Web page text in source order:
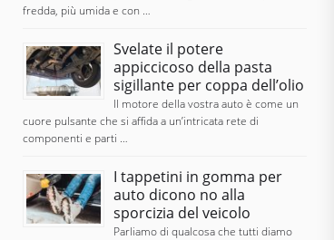
fredda, più umida e con …
Svelate il potere
appiccicoso della pasta
sigillante per coppa dell’olio
Il motore della vostra auto è come un
cuore pulsante che si affida a un’intricata rete di
componenti e parti …
I tappetini in gomma per
auto dicono no alla
sporcizia del veicolo
Parliamo di qualcosa che tutti diamo